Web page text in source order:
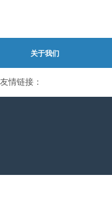
关于我们
友情链接：